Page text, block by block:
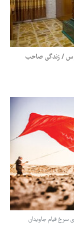
/ زندگی صاحب
سرخ قیام جاویدان